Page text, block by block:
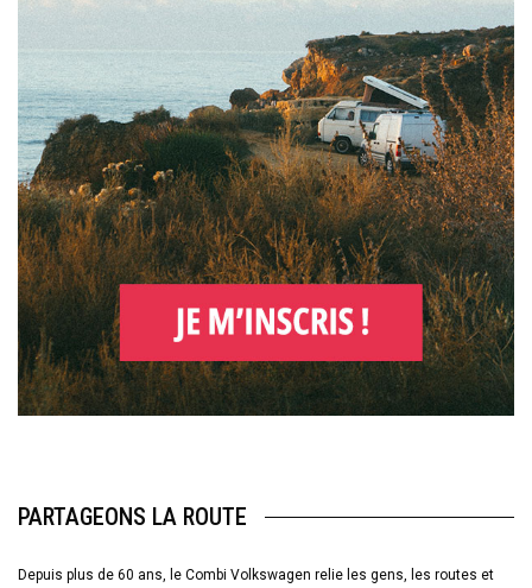
PARTAGEONS LA ROUTE
Depuis plus de 60 ans, le Combi Volkswagen relie les gens, les routes et